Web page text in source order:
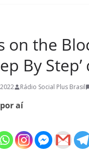
on the
By
Rádio Social Plus Brasil
aí